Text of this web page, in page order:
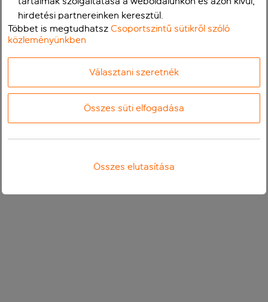
hirdetési partnereinken keresztül.
Többet is megtudhatszCsoportszintű sütikről szóló
közleményünkben
Választani szeretnék
Összes süti elfogadása
Összes elutasítása